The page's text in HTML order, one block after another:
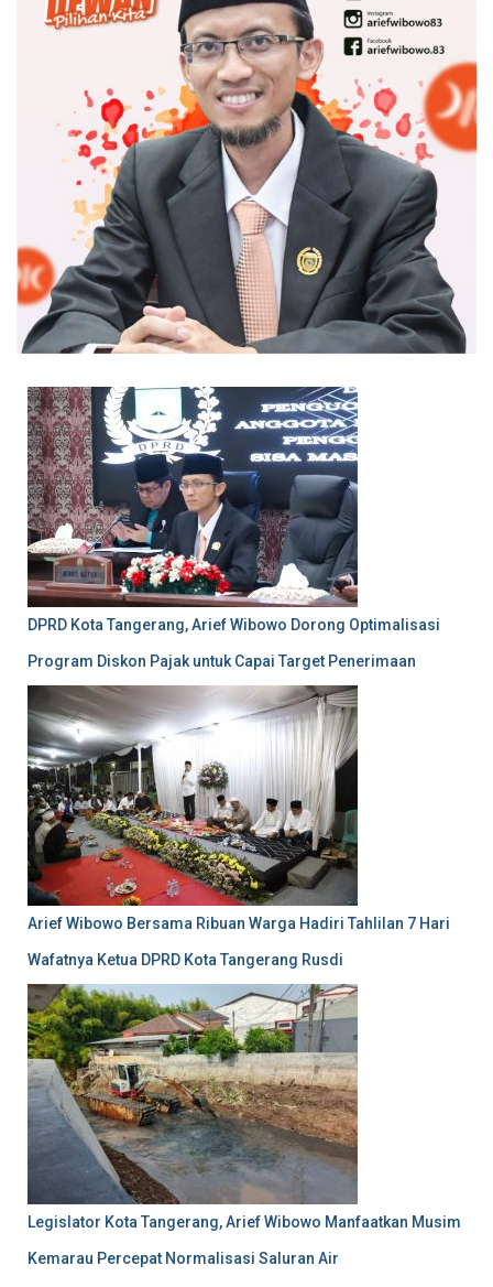
DPRD Kota Tangerang, Arief Wibowo Dorong Optimalisasi
Program Diskon Pajak untuk Capai Target Penerimaan
Arief Wibowo Bersama Ribuan Warga Hadiri Tahlilan 7 Hari
Wafatnya Ketua DPRD Kota Tangerang Rusdi
Legislator Kota Tangerang, Arief Wibowo Manfaatkan Musim
Kemarau Percepat Normalisasi Saluran Air